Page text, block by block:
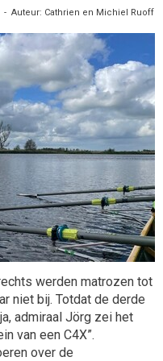
- Auteur: Cathrien en Michiel Ruoff
werden matrozen tot
niet bij. Totdat de derde
admiraal Jörg zei het
van een C4X”.
over de